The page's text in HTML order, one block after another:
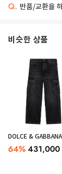
Q. 반품/교환을
비슷한 상품
DOLCE & GABBANA
64%431,000